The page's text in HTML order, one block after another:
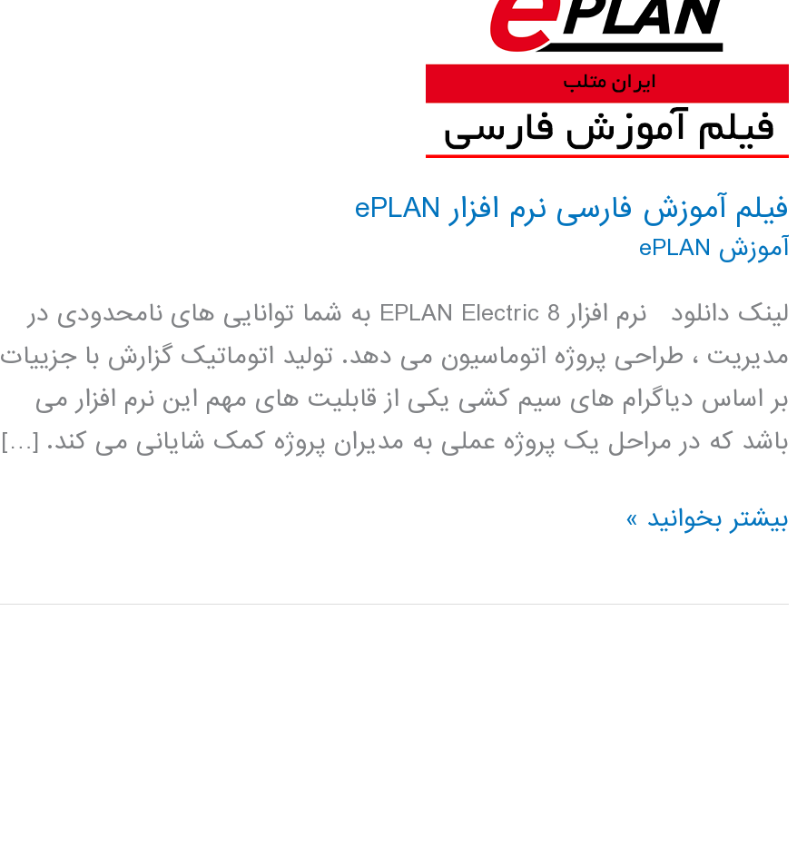
فیلم آموزش فارسی نرم افزار ePLAN
آموزش ePLAN
لینک دانلود نرم افزار EPLAN Electric 8 به شما توانایی های نامحدودی در
مدیریت ، طراحی پروژه اتوماسیون می دهد. تولید اتوماتیک گزارش با جزییات
بر اساس دیاگرام های سیم کشی یکی از قابلیت های مهم این نرم افزار می
باشد که در مراحل یک پروژه عملی به مدیران پروژه کمک شایانی می کند. […]
فیلم
فارسی
بیشتر بخوانید »